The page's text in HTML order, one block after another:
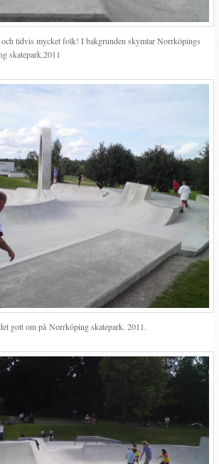
och tidvis mycket folk! I bakgrunden skymtar Norrköpings
skatepark,2011
gott om på Norrköping skatepark. 2011.